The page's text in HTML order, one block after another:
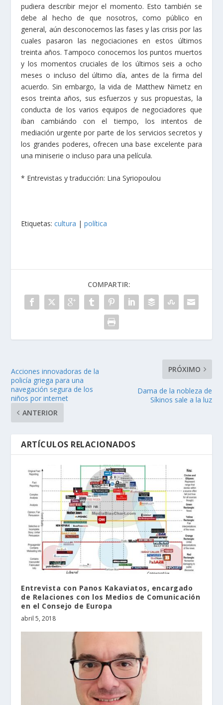
pudiera describir mejor el momento. Esto también se
debe al hecho de que nosotros, como público en
general, aún desconocemos las fases y las crisis por las
cuales pasaron las negociaciones en estos últimos
treinta años. Tampoco conocemos los puntos muertos
y los momentos cruciales de los últimos seis a ocho
meses o incluso del último día, antes de la firma del
acuerdo. Sin embargo, la vida de Matthew Nimetz en
esos treinta años, sus esfuerzos y sus propuestas, la
conducta de los varios equipos de negociadores que
iban cambiándo con el tiempo, los intentos de
mediación urgente por parte de los servicios secretos y
los grandes poderes, ofrecen una base excelente para
una miniserie o incluso para una película.
* Entrevistas y traducción: Lina Syriopoulou
Etiquetas:cultura |política
COMPARTIR:
Acciones innovadoras de la
policía griega para una
navegación segura de los
niños por internet
ANTERIOR
PRÓXIMO
Dama de la nobleza de
Síkinos sale a la luz
ARTÍCULOS RELACIONADOS
Entrevista con Panos Kakaviatos, encargado
de Relaciones con los Medios de Comunicación
en el Consejo de Europa
abril 5, 2018